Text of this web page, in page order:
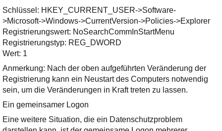
Schlüssel: HKEY_CURRENT_USER->Software-
>Microsoft->Windows->CurrentVersion->Policies->Explorer
Registrierungswert: NoSearchCommInStartMenu
Registrierungstyp: REG_DWORD
Wert: 1
Anmerkung: Nach der oben aufgeführten Veränderung der
Registrierung kann ein Neustart des Computers notwendig
sein, um die Veränderungen in Kraft treten zu lassen.
Ein gemeinsamer Logon
Eine weitere Situation, die ein Datenschutzproblem